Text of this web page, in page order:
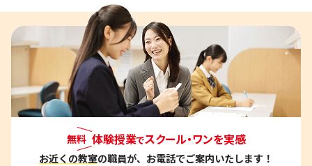
無料 体験授業でスクール・ワンを実感
お近くの教室の職員が、お電話でご案内いたします！